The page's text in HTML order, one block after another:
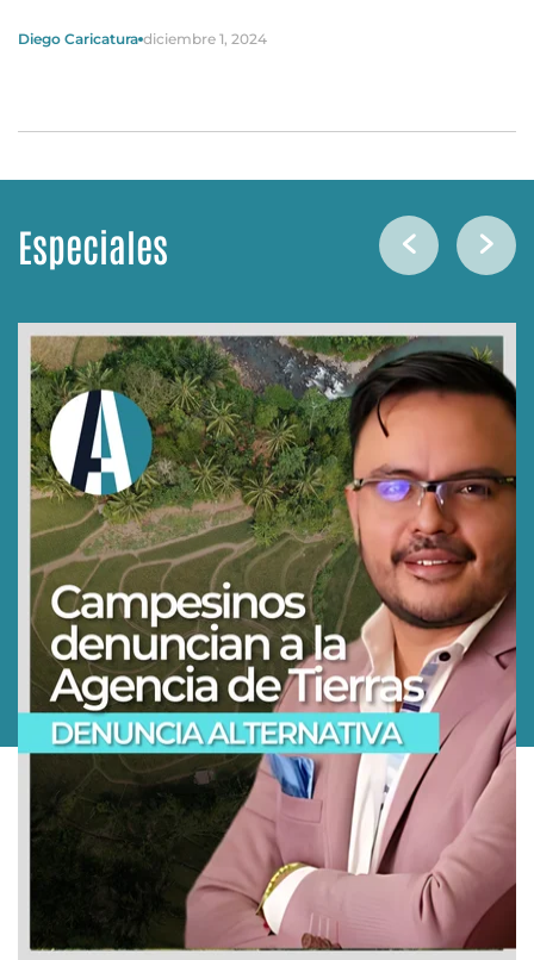
Diego Caricatura diciembre 1, 2024
Especiales